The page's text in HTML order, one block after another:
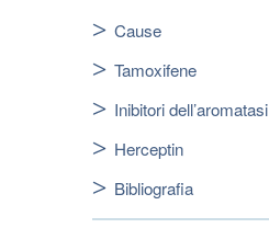
Cause
Tamoxifene
Inibitori dell’aromatasi
Herceptin
Bibliografia